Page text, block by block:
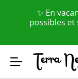
✨ En
possibles et